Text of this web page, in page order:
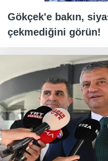
Gökçek'e bakın,
çekmediğini görün!